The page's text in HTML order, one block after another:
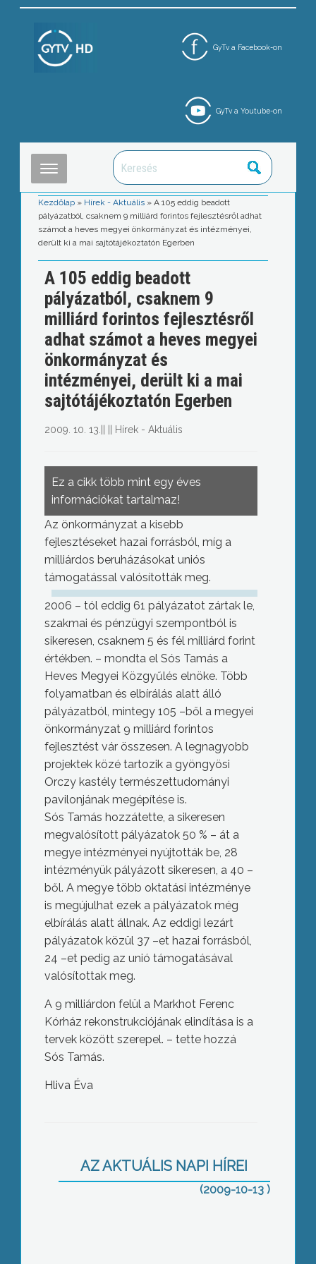
GyTv a Facebook-on
GyTv a Youtube-on
Kezdőlap » Hírek - Aktuális »A 105 eddig beadott
pályázatból, csaknem 9 milliárd forintos fejlesztésről adhat
számot a heves megyei önkormányzat és intézményei,
derült ki a mai sajtótájékoztatón Egerben
A 105 eddig beadott
pályázatból, csaknem 9
milliárd forintos fejlesztésről
adhat számot a heves megyei
önkormányzat és
intézményei, derült ki a mai
sajtótájékoztatón Egerben
2009. 10. 13. Hírek - Aktuális
Ez a cikk több mint egy éves
információkat tartalmaz!
Az önkormányzat a kisebb
fejlesztéseket hazai forrásból, míg a
milliárdos beruházásokat uniós
támogatással valósították meg.
2006 – tól eddig 61 pályázatot zártak le,
szakmai és pénzügyi szempontból is
sikeresen, csaknem 5 és fél milliárd forint
értékben. – mondta el Sós Tamás a
Heves Megyei Közgyűlés elnöke. Több
folyamatban és elbírálás alatt álló
pályázatból, mintegy 105 –ből a megyei
önkormányzat 9 milliárd forintos
fejlesztést vár összesen. A legnagyobb
projektek közé tartozik a gyöngyösi
Orczy kastély természettudományi
pavilonjának megépítése is.
Sós Tamás hozzátette, a sikeresen
megvalósított pályázatok 50 % – át a
megye intézményei nyújtották be, 28
intézményük pályázott sikeresen, a 40 –
ből. A megye több oktatási intézménye
is megújulhat ezek a pályázatok még
elbírálás alatt állnak. Az eddigi lezárt
pályázatok közül 37 –et hazai forrásból,
24 –et pedig az unió támogatásával
valósítottak meg.
A 9 milliárdon felül a Markhot Ferenc
Kórház rekonstrukciójának elindítása is a
tervek között szerepel. – tette hozzá
Sós Tamás.
Hliva Éva
AZ AKTUÁLIS NAPI HÍREI
(2009-10-13 )